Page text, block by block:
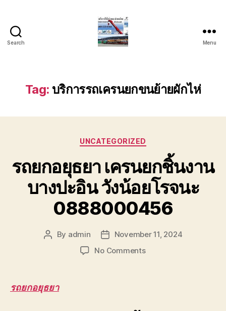
Search
รถ
เครน
เฮี๊ยบ
สไลด์
เครื่องจักร
โทร
0818900005
Menu
Tag: บริการรถเครนยกขนย้ายผักไห่
Categories
UNCATEGORIZED
รถยกอยุธยา เครนยกชิ้นงาน
บางปะอิน วังน้อยโรจนะ
0888000456
Post
By admin
Post
date
November 11, 2024
No Commentson
รถยกอยุธยา